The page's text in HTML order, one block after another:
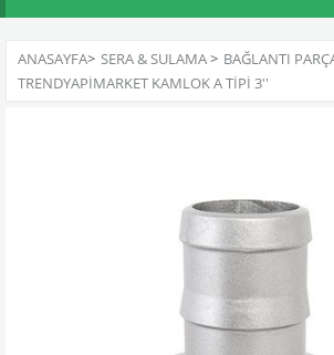
ANASAYFA> SERA & SULAMA> BAĞLANTI
TRENDYAPIMARKET KAMLOK A TIPI 3''